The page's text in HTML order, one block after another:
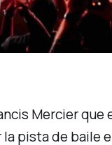
Mercier
pista de baile